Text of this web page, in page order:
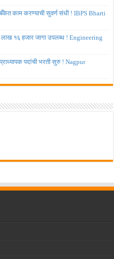
बँकेत काम करण्याची सुवर्ण संधी ! IBPS Bharti
२ लाख १६ हजार जागा उपलब्ध ! Engineering
पदांची भरती सुरु ! Nagpur